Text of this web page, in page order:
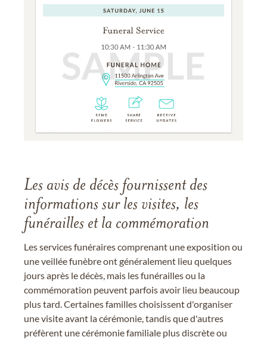
Les avis de décès fournissent des
informations sur les visites, les
funérailles et la commémoration
Les services funéraires comprenant une exposition ou
une veillée funèbre ont généralement lieu quelques
jours après le décès, mais les funérailles ou la
commémoration peuvent parfois avoir lieu beaucoup
plus tard. Certaines familles choisissent d'organiser
une visite avant la cérémonie, tandis que d'autres
préfèrent une cérémonie familiale plus discrète ou